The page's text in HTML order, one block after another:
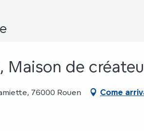
Maison de
76000 Rouen Come